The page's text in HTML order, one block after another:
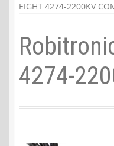
Mein Konto
Recycling,
Shop
Warenkorb
EIGHT 4274-2200KV
4274-